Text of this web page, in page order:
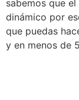
sabemos que
dinámico por
que puedas
y en menos de